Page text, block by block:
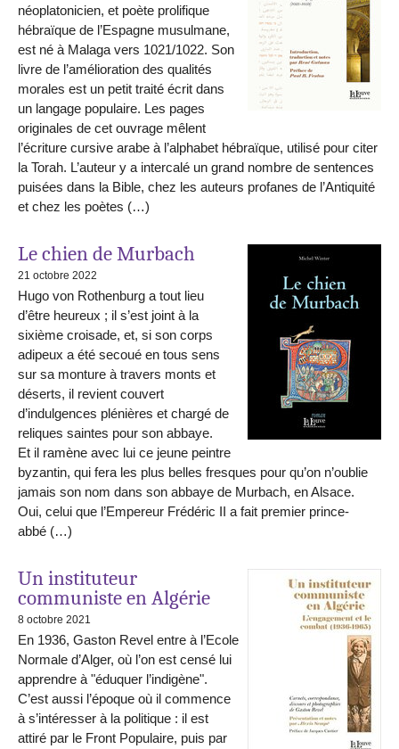
néoplatonicien, et poète prolifique
hébraïque de l’Espagne musulmane,
est né à Malaga vers 1021/1022. Son
livre de l’amélioration des qualités
morales est un petit traité écrit dans
un langage populaire. Les pages
originales de cet ouvrage mêlent
l’écriture cursive arabe à l’alphabet hébraïque, utilisé pour citer
la Torah. L’auteur y a intercalé un grand nombre de sentences
puisées dans la Bible, chez les auteurs profanes de l’Antiquité
et chez les poètes (…)
Le chien de Murbach
21 octobre 2022
Hugo von Rothenburg a tout lieu
d’être heureux ; il s’est joint à la
sixième croisade, et, si son corps
adipeux a été secoué en tous sens
sur sa monture à travers monts et
déserts, il revient couvert
d’indulgences plénières et chargé de
reliques saintes pour son abbaye.
Et il ramène avec lui ce jeune peintre
byzantin, qui fera les plus belles fresques pour qu’on n’oublie
jamais son nom dans son abbaye de Murbach, en Alsace.
Oui, celui que l’Empereur Frédéric II a fait premier prince-
abbé (…)
Un instituteur
communiste en Algérie
8 octobre 2021
En 1936, Gaston Revel entre à l’Ecole
Normale d’Alger, où l’on est censé lui
apprendre à "éduquer l’indigène".
C’est aussi l’époque où il commence
à s’intéresser à la politique : il est
attiré par le Front Populaire, puis par